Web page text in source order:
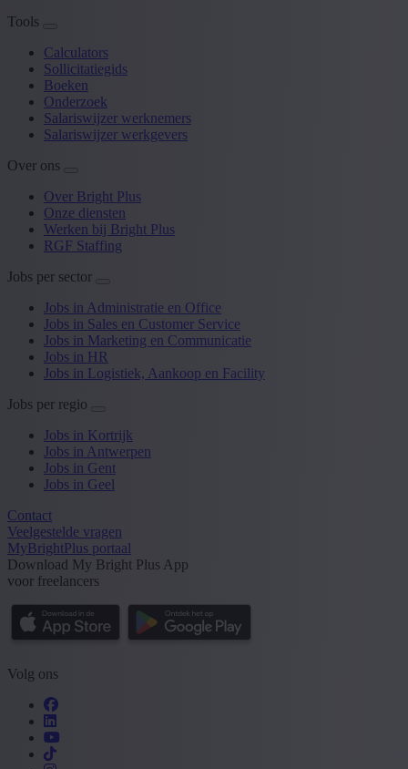
Tools
Calculators
Sollicitatiegids
Boeken
Onderzoek
Salariswijzer werknemers
Salariswijzer werkgevers
Over ons
Over Bright Plus
Onze diensten
Werken bij Bright Plus
RGF Staffing
Jobs per sector
Jobs in Administratie en Office
Jobs in Sales en Customer Service
Jobs in Marketing en Communicatie
Jobs in HR
Jobs in Logistiek, Aankoop en Facility
Jobs per regio
Jobs in Kortrijk
Jobs in Antwerpen
Jobs in Gent
Jobs in Geel
Contact
Veelgestelde vragen
MyBrightPlus portaal
Download My Bright Plus App
voor freelancers
Volg ons